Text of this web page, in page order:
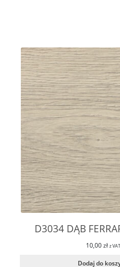
D3034 DĄB
10,00zł z VAT
Dodaj do